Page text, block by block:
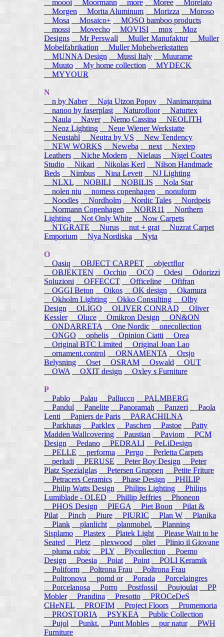
moooi
Moormann more Moree
Morelato
Morgen
Morita Aluminum Morizza
Moroso
Mosa
Mosaico+
MOSO bamboo products
mossi
Movecho MOVISI mox
Moz
Designs
Mr Perswall Muller Manufaktur
Muller
Mobelfabrikation
Muller Mobelwerkstatten
MUNNA Design
Mussi Italy
Muurame
Muuto My home collection
MYDECK
MYYOUR
N
n by Naber
Naja Utzon Popov
Nanimarquina
nanoo by faserplast
Naturofloor
Naturtex
Naula
Naver Nemo Cassina
NEOLITH
Neoz Lighting
Neue Wiener Werkstatte
Neustahl
Neutra by VS
New Tendency
NEW WORKS
Neweba next
Nextep
Leathers
Niche Modern Nielaus
Nigel Coates
Studio
Nikari Nikolas Kerl
Nilson Handmade
Beds
Nimbus Nina Levett
NJ Lighting
NLXL
NOBILI NOBILIS
Nola Star
nolen niu
nomess copenhagen
nonuform
Noodles
Nordholm Nordic Tales
Nordpeis
Normann Copenhagen
NORR11
Northern
Lighting
Not Only White
Now Carpets
NTGRATE
Nurus nut + grat
Nuzrat Carpet
Emporium
Nya Nordiska Nyta
O
Oasiq
OBJECT CARPET
objectflor
OBJEKTEN
Occhio OCQ Odesi
Odorizzi
Soluzioni
OFFECCT Officeline
Ofifran
OGGI Beton
Oikos OK design
Okamura
Okholm Lighting
Okko Consulting
Olby
Design
OLIGO OLIVER CONRAD
Oliver
Kessler
Oluce Omikron Design
ON&ON
ONDARRETA
One Nordic
onecollection
ONGO
ophelis Opinion Ciatti
Orea
Original BTC Limited
Original Joan Lao
ornament.control
ORNAMENTA
Orsjo
Belysning
Oset OSRAM Oswald
OUT
OWA
OXIT design Oxley s Furniture
P
Pablo
Palau Pallucco
PALMBERG
Pandul
Panelite Panoramah Panzeri
Paola
Lenti
Papiers de Paris
PARACHILNA
Parkhaus
Parklex Paschen Pastoe
Patty
Madden Wallcovering
Paustian Paviom
PCM
Design
Pedano PEDRALI
PeLiDesign
PELLE
performa Pergo
Perletta Carpets
perludi
PERUSE Peter Boy Design
Peter
Platz Spezialglas
Petersen Gruppen
Petite Friture
Petracers Ceramics
Phase Design
PHILIP
Philip Watts Design
Philips Lighting
Philips
Lumiblade - OLED
Phillip Jeffries
Phoneon
PHOS Design
PIEGA Piet Boon
Pilat &
Pilat
Pinch Piure PIURIC Plan W
Planika
Plank
planlicht planmobel. Planning
Sisplamo
Plastex Platek Light
Please Wait to be
Seated
Pletz plexwood pliet
Plinio il Giovane
pluma cubic
PLY Plycollection
Poemo
Design
Poesia Poiat Point
POLI Keramik
Poliform
Poltrona Frau
Poltrona Frau
Poltronova
pomd or Porada
Porcelaingres
Porcelanosa
Porro Postfossil Poujoulat
PP
Mobler
Prandina Presotto
PROCeDeS
CHeNEL
PROFIM Project Floors
Promemoria
PROSTORIA
PSYKEA
Public Collection
Pujol
Punkt. Punt Mobles pur natur
PWH
Furniture